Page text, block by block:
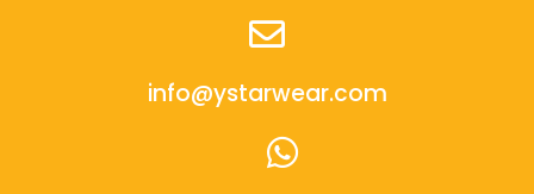
info@ystarwear.com